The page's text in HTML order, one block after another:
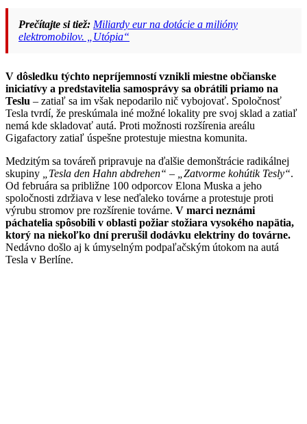
Prečítajte si tiež: Miliardy eur na dotácie a milióny
elektromobilov. „Utópia“
V dôsledku týchto nepríjemností vznikli miestne občianske
iniciatívy a predstavitelia samosprávy sa obrátili priamo na
Teslu – zatiaľ sa im však nepodarilo nič vybojovať. Spoločnosť
Tesla tvrdí, že preskúmala iné možné lokality pre svoj sklad a zatiaľ
nemá kde skladovať autá. Proti možnosti rozšírenia areálu
Gigafactory zatiaľ úspešne protestuje miestna komunita.
Medzitým sa továreň pripravuje na ďalšie demonštrácie radikálnej
skupiny
„Tesla den Hahn abdrehen“ – „Zatvorme kohútik Tesly“.
Od februára sa približne 100 odporcov Elona Muska a jeho
spoločnosti zdržiava v lese neďaleko továrne a protestuje proti
výrubu stromov pre rozšírenie továrne. V marci neznámi
páchatelia spôsobili v oblasti požiar stožiara vysokého napätia,
ktorý na niekoľko dní prerušil dodávku elektriny do továrne.
Nedávno došlo aj k úmyselným podpaľačským útokom na autá
Tesla v Berlíne.